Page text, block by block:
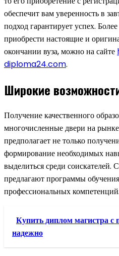
обеспечит вам уверенность в
подход гарантирует успех.
приобрести настоящие и
окончании вуза, можно на сайте
diploma24.com.
Широкие
Получение качественного
многочисленные двери на
предполагает не только
формирование необходимых
выделиться среди соискателей.
предлагают программы
профессиональных компетенций.
Купить диплом магистра с
надежно